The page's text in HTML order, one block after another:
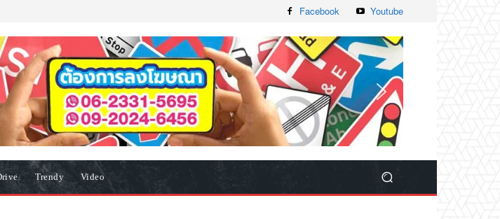
Facebook Youtube
Trendy Video